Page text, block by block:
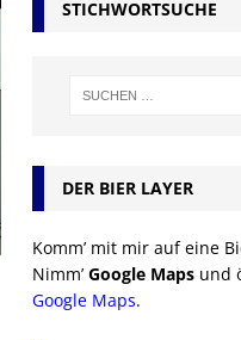
STICHWORTSUCHE
DER BIER LAYER
Komm’ mit mir auf eine
Nimm’ Google Maps und
Google Maps.